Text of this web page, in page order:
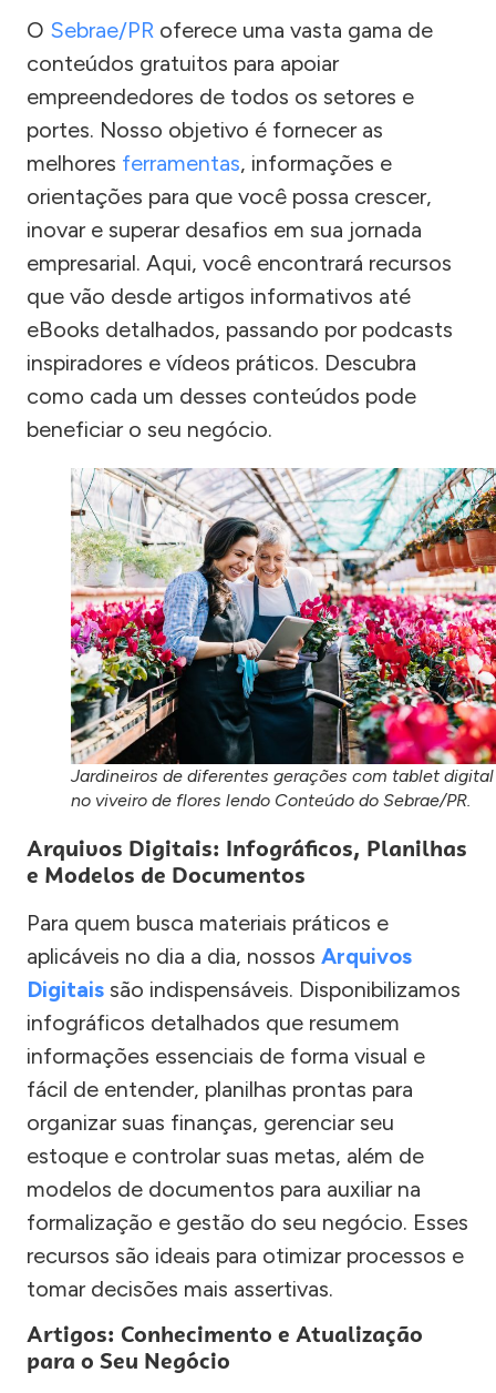
O Sebrae/PR oferece uma vasta gama de
conteúdos gratuitos para apoiar
empreendedores de todos os setores e
portes. Nosso objetivo é fornecer as
melhores ferramentas, informações e
orientações para que você possa crescer,
inovar e superar desafios em sua jornada
empresarial. Aqui, você encontrará recursos
que vão desde artigos informativos até
eBooks detalhados, passando por podcasts
inspiradores e vídeos práticos. Descubra
como cada um desses conteúdos pode
beneficiar o seu negócio.
Jardineiros de diferentes gerações com tablet digital
no viveiro de flores lendo Conteúdo do Sebrae/PR.
Arquivos Digitais: Infográficos, Planilhas
e Modelos de Documentos
Para quem busca materiais práticos e
aplicáveis no dia a dia, nossos Arquivos
Digitais são indispensáveis. Disponibilizamos
infográficos detalhados que resumem
informações essenciais de forma visual e
fácil de entender, planilhas prontas para
organizar suas finanças, gerenciar seu
estoque e controlar suas metas, além de
modelos de documentos para auxiliar na
formalização e gestão do seu negócio. Esses
recursos são ideais para otimizar processos e
tomar decisões mais assertivas.
Artigos: Conhecimento e Atualização
para o Seu Negócio